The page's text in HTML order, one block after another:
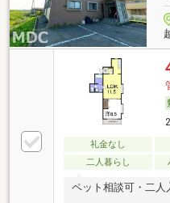
礼金なし
二人暮らし
ペット相談可・二人